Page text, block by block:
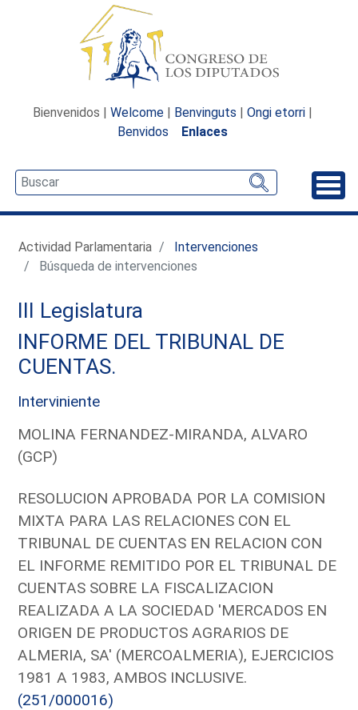
Bienvenidos | Welcome | Benvinguts | Ongi etorri |
Benvidos
Enlaces
Actividad Parlamentaria
Intervenciones
Búsqueda de intervenciones
III Legislatura
INFORME DEL TRIBUNAL DE
CUENTAS.
Interviniente
MOLINA FERNANDEZ-MIRANDA, ALVARO
(GCP)
RESOLUCION APROBADA POR LA COMISION
MIXTA PARA LAS RELACIONES CON EL
TRIBUNAL DE CUENTAS EN RELACION CON
EL INFORME REMITIDO POR EL TRIBUNAL DE
CUENTAS SOBRE LA FISCALIZACION
REALIZADA A LA SOCIEDAD 'MERCADOS EN
ORIGEN DE PRODUCTOS AGRARIOS DE
ALMERIA, SA' (MERCOALMERIA), EJERCICIOS
1981 A 1983, AMBOS INCLUSIVE.
(251/000016)